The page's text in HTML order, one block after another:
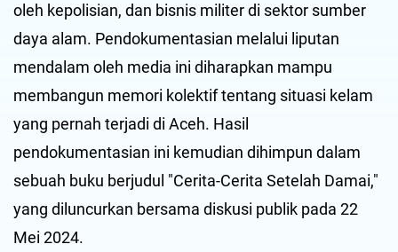
oleh kepolisian, dan bisnis militer di sektor sumber
daya alam. Pendokumentasian melalui liputan
mendalam oleh media ini diharapkan mampu
membangun memori kolektif tentang situasi kelam
yang pernah terjadi di Aceh. Hasil
pendokumentasian ini kemudian dihimpun dalam
sebuah buku berjudul "Cerita-Cerita Setelah Damai,"
yang diluncurkan bersama diskusi publik pada 22
Mei 2024.